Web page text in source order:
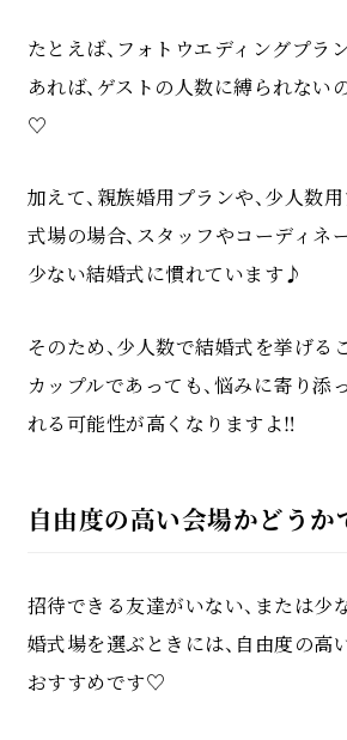
たとえば、フォトウエディングプラ
あれば、ゲストの人数に縛られない
♡
加えて、親族婚用プランや、少人数
式場の場合、スタッフやコーディネ
少ない結婚式に慣れています♪
そのため、少人数で結婚式を挙げる
カップルであっても、悩みに寄り添
れる可能性が高くなりますよ‼
自由度の高い会場かどうか
招待できる友達がいない、または少
婚式場を選ぶときには、自由度の高
おすすめです♡